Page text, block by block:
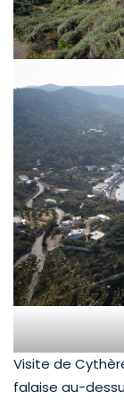
Visite de
falaise au-